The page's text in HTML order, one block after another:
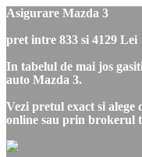
Asigurare Mazda 3
pret intre 833 si 4129 Lei
In tabelul de mai jos
auto Mazda 3.
Vezi pretul exact si alege
online sau prin brokerul